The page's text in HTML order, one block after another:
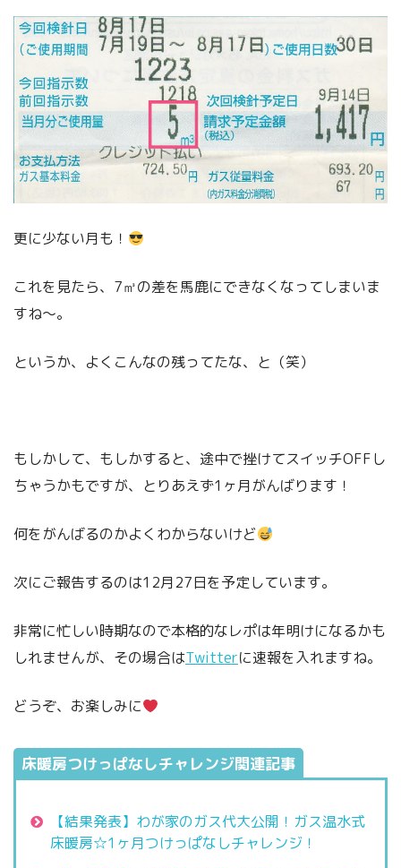
更に少ない月も！
これを見たら、7㎥の差を馬鹿にできなくなってしまいま
すね～。
というか、よくこんなの残ってたな、と（笑）
もしかして、もしかすると、途中で挫けてスイッチOFFし
ちゃうかもですが、とりあえず1ヶ月がんばります！
何をがんばるのかよくわからないけど
次にご報告するのは12月27日を予定しています。
非常に忙しい時期なので本格的なレポは年明けになるかも
しれませんが、その場合はTwitterに速報を入れますね。
どうぞ、お楽しみに
床暖房つけっぱなしチャレンジ関連記事
【結果発表】わが家のガス代大公開！ガス温水式
床暖房☆1ヶ月つけっぱなしチャレンジ！